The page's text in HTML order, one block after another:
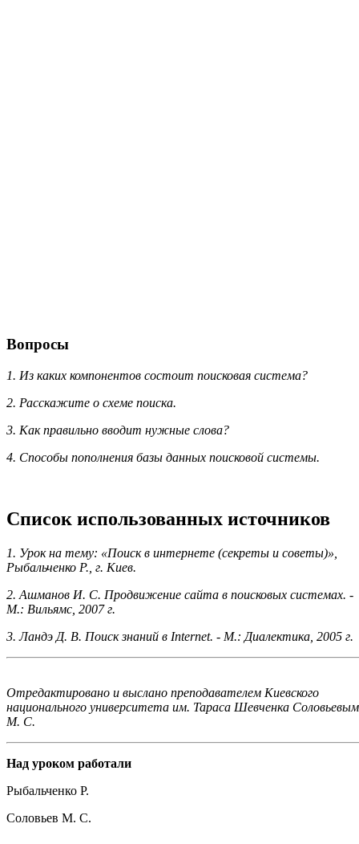
Вопросы
1. Из каких компонентов состоит поисковая система?
2. Расскажите о схеме поиска.
3. Как правильно вводит нужные слова?
4. Способы пополнения базы данных поисковой системы.
Список использованных источников
1. Урок на тему: «Поиск в интернете (секреты и советы)»,
Рыбальченко Р., г. Киев.
2. Ашманов И. С. Продвижение сайта в поисковых системах. -
М.: Вильямс, 2007 г.
3. Ландэ Д. В. Поиск знаний в Internet. - М.: Диалектика, 2005 г.
Отредактировано и выслано преподавателем Киевского
национального университета им. Тараса Шевченка Соловьевым
М. С.
Над уроком работали
Рыбальченко Р.
Соловьев М. С.